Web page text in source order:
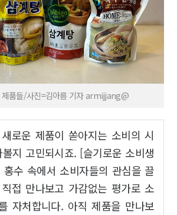
제품들/사진=김아름 기자 armijjang@
로운 제품이 쏟아지는 소비의 시
지 고민되시죠. [슬기로운 소비생
수 속에서 소비자들의 관심을 끌
접 만나보고 가감없는 평가로 소
자처합니다. 아직 제품을 만나보